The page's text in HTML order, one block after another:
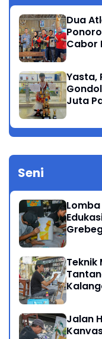
Dua
Cabor
Yasta,
Juta
Seni
Teknik
Jalan